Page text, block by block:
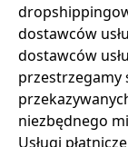
dostawców
dostawców
przestrzegamy
niezbędnego
Usługi płatnicze